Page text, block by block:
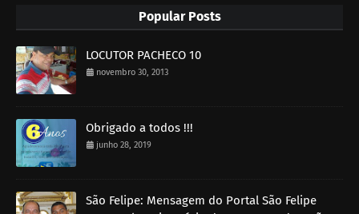
Popular Posts
LOCUTOR PACHECO 10
novembro 30, 2013
Obrigado a todos !!!
junho 28, 2019
São Felipe: Mensagem do Portal São Felipe